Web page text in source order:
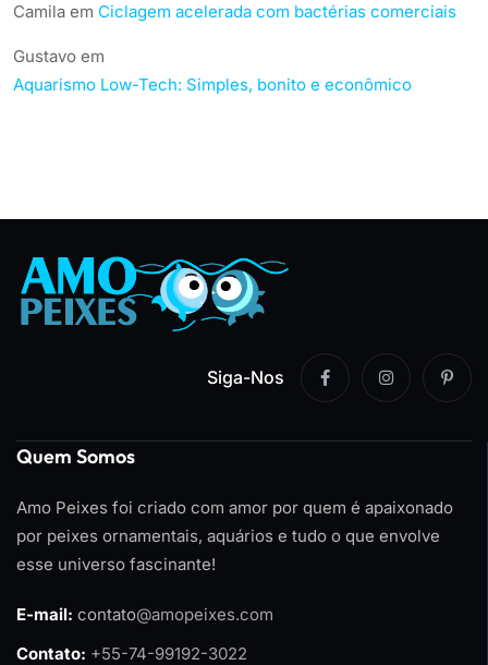
Camila em Ciclagem acelerada com bactérias comerciais
Gustavo em
Aquarismo Low-Tech: Simples, bonito e econômico
Siga-Nos
Quem Somos
Amo Peixes foi criado com amor por quem é apaixonado
por peixes ornamentais, aquários e tudo o que envolve
esse universo fascinante!
E-mail: contato@amopeixes.com
Contato: +55-74-99192-3022